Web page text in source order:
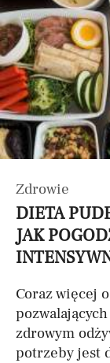
Zdrowie
DIETA
JAK
Coraz więcej
zdrowym
potrzeby jest